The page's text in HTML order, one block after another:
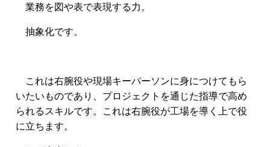
業務を図や表で表現する力。
抽象化です。
これは右腕役や現場キーパーソンに身につけてもら
いたいものであり、プロジェクトを通じた指導で高め
られるスキルです。これは右腕役が工場を導く上で役
に立ちます。